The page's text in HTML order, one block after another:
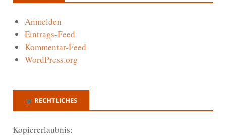
Anmelden
Eintrags-Feed
Kommentar-Feed
WordPress.org
RECHTLICHES
Kopiererlaubnis: